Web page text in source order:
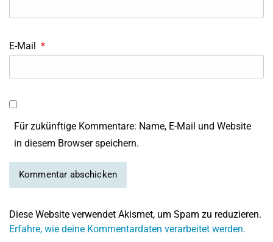
E-Mail *
Für zukünftige Kommentare: Name, E-Mail und Website
in diesem Browser speichern.
Diese Website verwendet Akismet, um Spam zu reduzieren.
Erfahre, wie deine Kommentardaten verarbeitet werden.